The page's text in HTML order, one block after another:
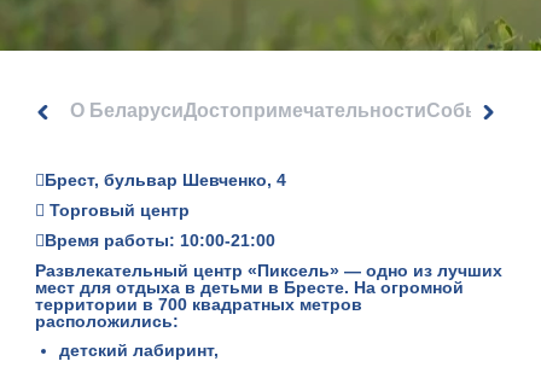
О БеларусиДостопримечательностиСобытия
Брест, бульвар Шевченко, 4
Торговый центр
Время работы: 10:00-21:00
Развлекательный центр «Пиксель»— одно из лучших
мест для отдыха в детьми в Бресте. На огромной
территории в 700 квадратных метров
расположились:
детский лабиринт,